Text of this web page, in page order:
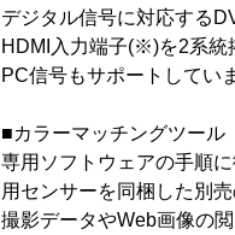
デジタル信号に対応する
HDMI入力端子(※)を2系統
PC信号もサポートしてい
■カラーマッチングツー
専用ソフトウェアの手順
用センサーを同梱した別
撮影データやWeb画像の